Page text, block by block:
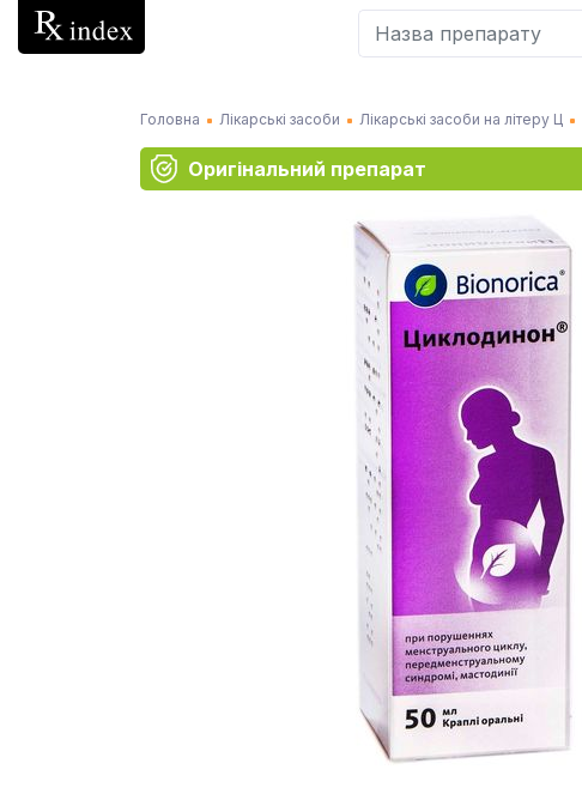
Головна Лікарські засоби Лікарські засоби на літеру Ц
Оригінальний препарат